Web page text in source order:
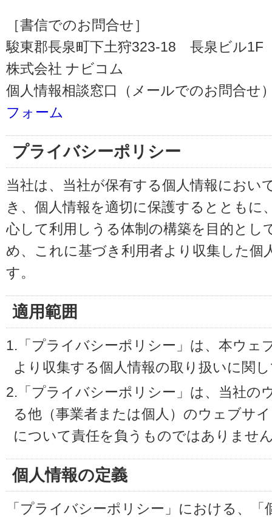
［書信でのお問合せ］
駿東郡長泉町下土狩323-18 長泉ビル1F
株式会社 ナビコム
個人情報相談窓口（メールでのお問合せ
フォーム
プライバシーポリシー
当社は、当社が保有する個人情報におい
き、個人情報を適切に保護するとともに
心して利用しうる体制の構築を目的とし
め、これに基づき利用者より収集した個
す。
適用範囲
1.「プライバシーポリシー」は、本ウェ
より収集する個人情報の取り扱いに関
2.「プライバシーポリシー」は、当社の
る他（事業者または個人）のウェブサ
について責任を負うものではありませ
個人情報の定義
「プライバシーポリシー」における、